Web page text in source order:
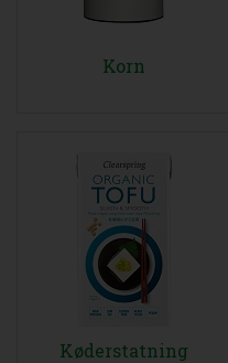
Korn
Køderstatning